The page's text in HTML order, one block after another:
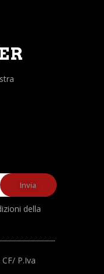
della
CF/ P.Iva